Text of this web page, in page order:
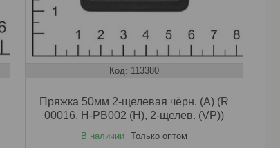
113380
Пряжка 50мм 2-щелевая чёрн. (A) (R
00016, H-PB002 (H), 2-щелев. (VP))
В наличии Только оптом